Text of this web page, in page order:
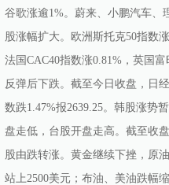
谷歌涨逾1%。蔚来、小鹏汽车、
股涨幅扩大。欧洲斯托克50指数
法国CAC40指数涨0.81%，英国
反弹后下跌。截至今日收盘，日
数跌1.47%报2639.25。韩股涨势
盘走低，台股开盘走高。截至收
股由跌转涨。黄金继续下挫，原
站上2500美元；布油、美油跌幅